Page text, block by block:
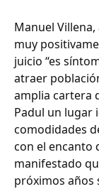
Manuel
muy
juicio “es
atraer
amplia cartera
Padul un lugar
comodidades
con el encanto
manifestado
próximos años